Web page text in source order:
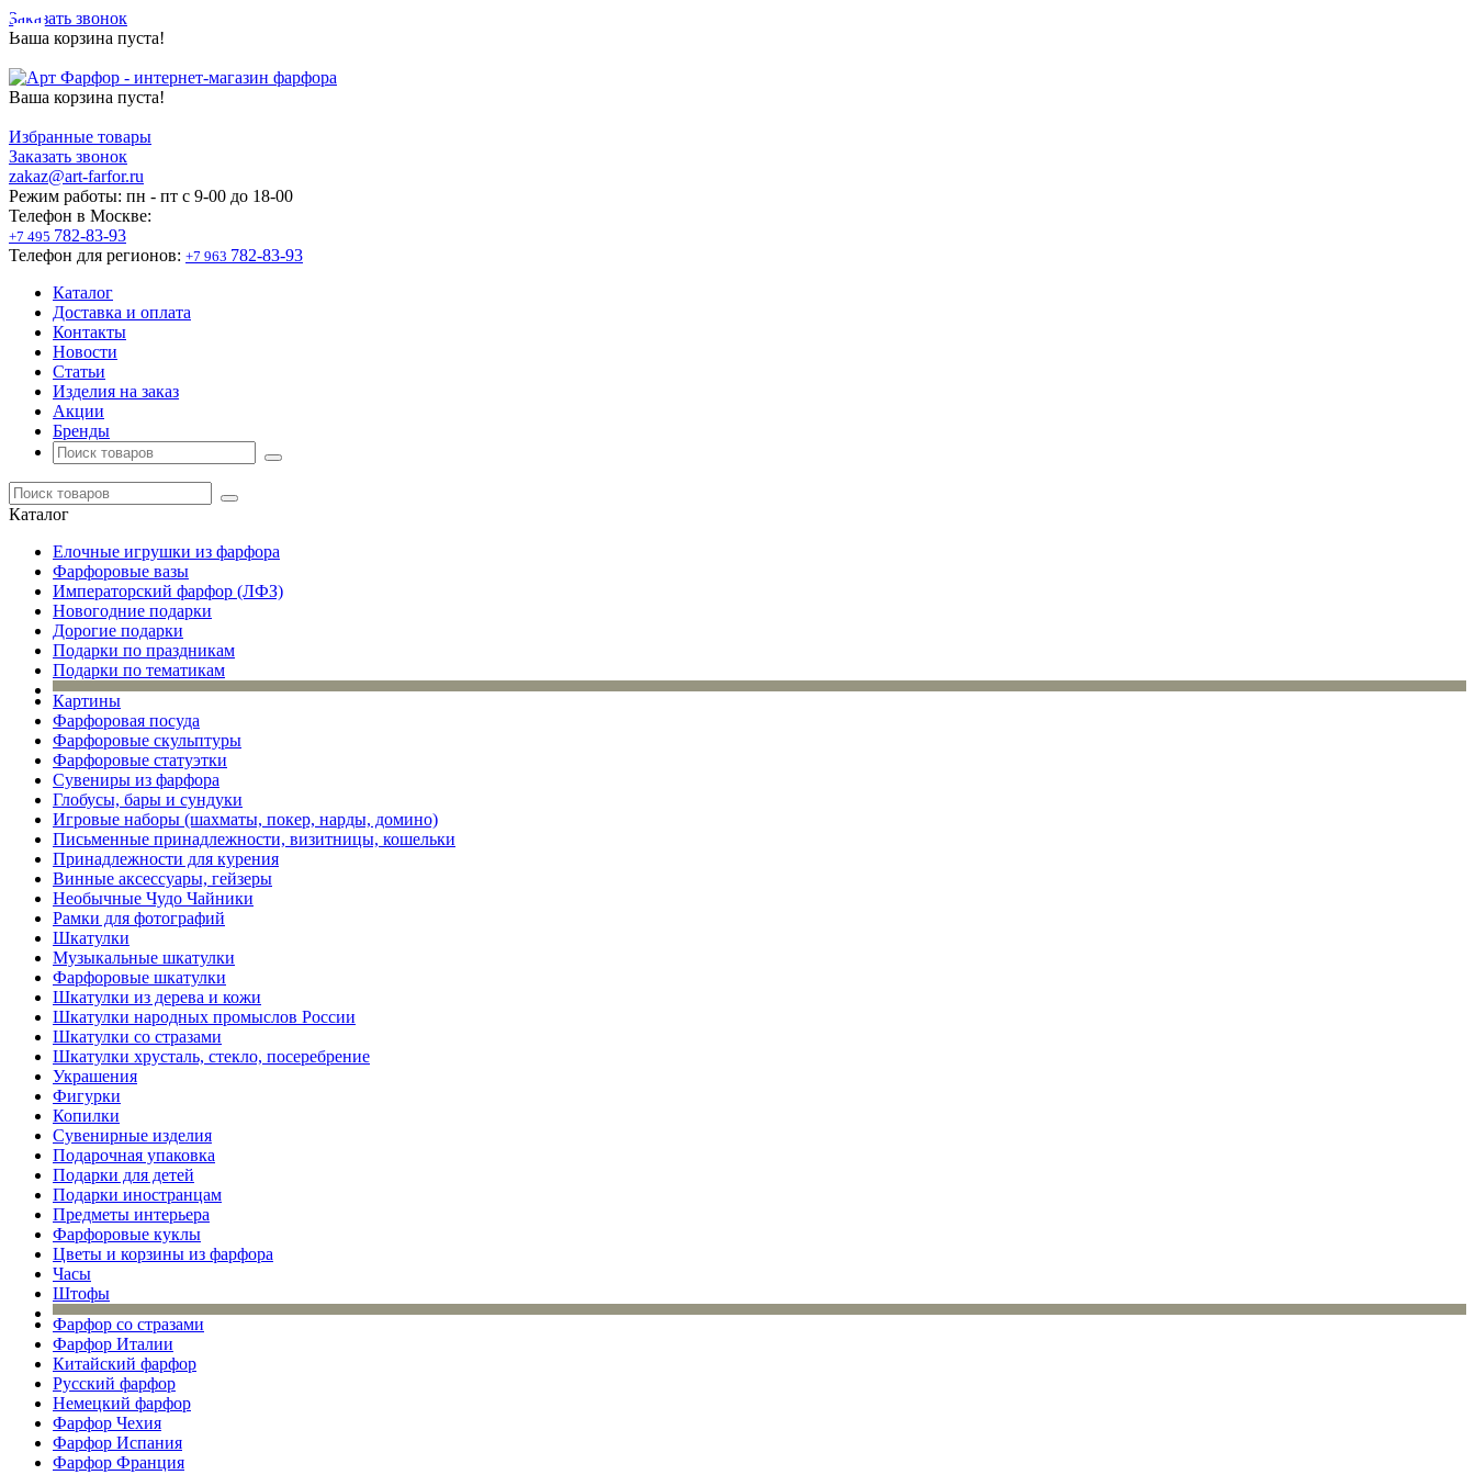
Заказать звонок
Ваша корзина пуста!
Ваша корзина пуста!
Избранные товары
Заказать звонок
zakaz@art-farfor.ru
Режим работы: пн - пт c 9-00 до 18-00
Телефон в Москве:
+7 495 782-83-93
Телефон для регионов: +7 963 782-83-93
Каталог
Доставка и оплата
Контакты
Новости
Статьи
Изделия на заказ
Акции
Бренды
Каталог
Елочные игрушки из фарфора
Фарфоровые вазы
Императорский фарфор (ЛФЗ)
Новогодние подарки
Дорогие подарки
Подарки по праздникам
Подарки по тематикам
Картины
Фарфоровая посуда
Фарфоровые скульптуры
Фарфоровые статуэтки
Сувениры из фарфора
Глобусы, бары и сундуки
Игровые наборы (шахматы, покер, нарды, домино)
Письменные принадлежности, визитницы, кошельки
Принадлежности для курения
Винные аксессуары, гейзеры
Необычные Чудо Чайники
Рамки для фотографий
Шкатулки
Музыкальные шкатулки
Фарфоровые шкатулки
Шкатулки из дерева и кожи
Шкатулки народных промыслов России
Шкатулки со стразами
Шкатулки хрусталь, стекло, посеребрение
Украшения
Фигурки
Копилки
Сувенирные изделия
Подарочная упаковка
Подарки для детей
Подарки иностранцам
Предметы интерьера
Фарфоровые куклы
Цветы и корзины из фарфора
Часы
Штофы
Фарфор со стразами
Фарфор Италии
Китайский фарфор
Русский фарфор
Немецкий фарфор
Фарфор Чехия
Фарфор Испания
Фарфор Франция